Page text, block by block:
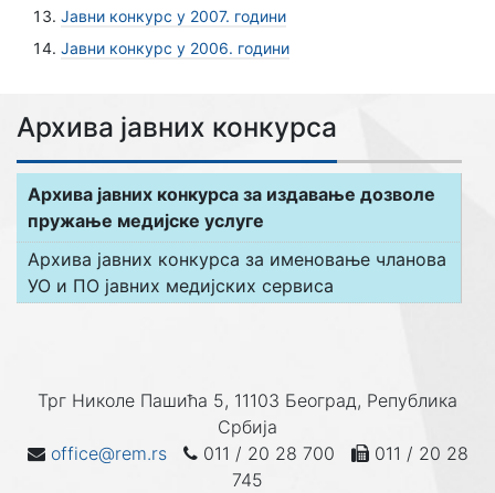
Архива јавних конкурса
Архива јавних конкурса за издавање дозволе
пружање медијске услуге
Архива јавних конкурса за именовање чланова
УО и ПО јавних медијских сервиса
Јавни конкурс у 2007. години
Јавни конкурс у 2006. години
Трг Николе Пашића 5, 11103 Београд, Република
Србија
office@rem.rs
011 / 20 28 700
011 / 20 28
745